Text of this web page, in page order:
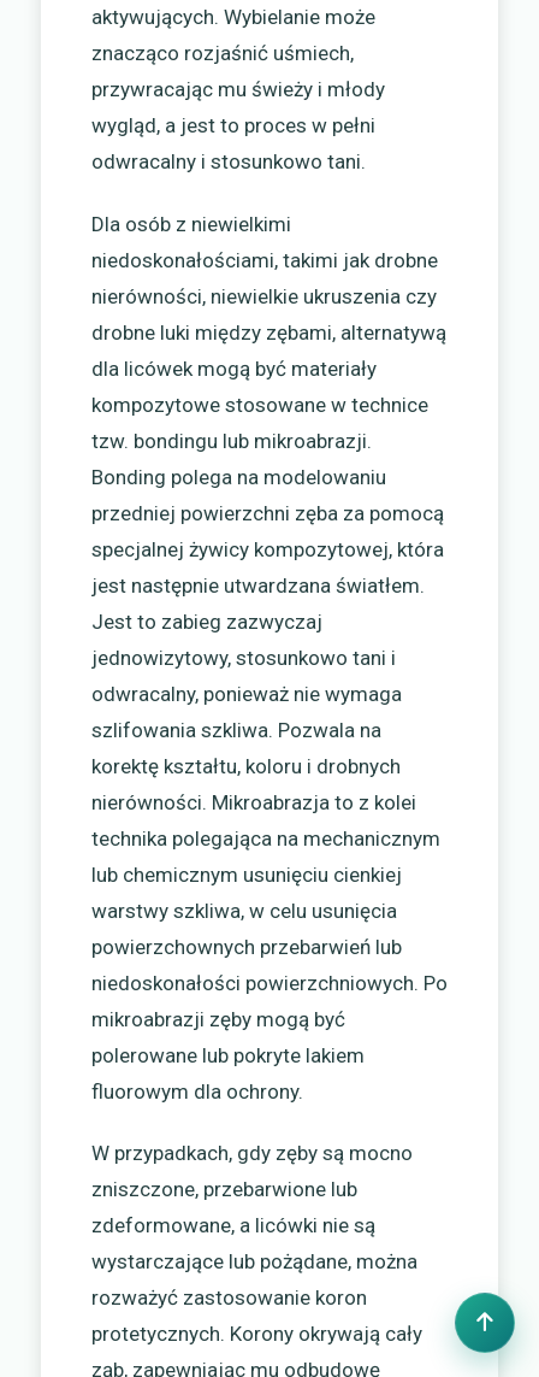
aktywujących. Wybielanie może
znacząco rozjaśnić uśmiech,
przywracając mu świeży i młody
wygląd, a jest to proces w pełni
odwracalny i stosunkowo tani.
Dla osób z niewielkimi
niedoskonałościami, takimi jak drobne
nierówności, niewielkie ukruszenia czy
drobne luki między zębami, alternatywą
dla licówek mogą być materiały
kompozytowe stosowane w technice
tzw. bondingu lub mikroabrazji.
Bonding polega na modelowaniu
przedniej powierzchni zęba za pomocą
specjalnej żywicy kompozytowej, która
jest następnie utwardzana światłem.
Jest to zabieg zazwyczaj
jednowizytowy, stosunkowo tani i
odwracalny, ponieważ nie wymaga
szlifowania szkliwa. Pozwala na
korektę kształtu, koloru i drobnych
nierówności. Mikroabrazja to z kolei
technika polegająca na mechanicznym
lub chemicznym usunięciu cienkiej
warstwy szkliwa, w celu usunięcia
powierzchownych przebarwień lub
niedoskonałości powierzchniowych. Po
mikroabrazji zęby mogą być
polerowane lub pokryte lakiem
fluorowym dla ochrony.
W przypadkach, gdy zęby są mocno
zniszczone, przebarwione lub
zdeformowane, a licówki nie są
wystarczające lub pożądane, można
rozważyć zastosowanie koron
protetycznych. Korony okrywają cały
ząb, zapewniając mu odbudowę